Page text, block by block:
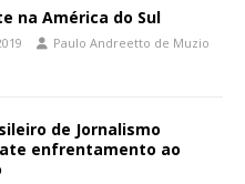
na América do Sul
Paulo Andreetto de Muzio
de Jornalismo
enfrentamento ao